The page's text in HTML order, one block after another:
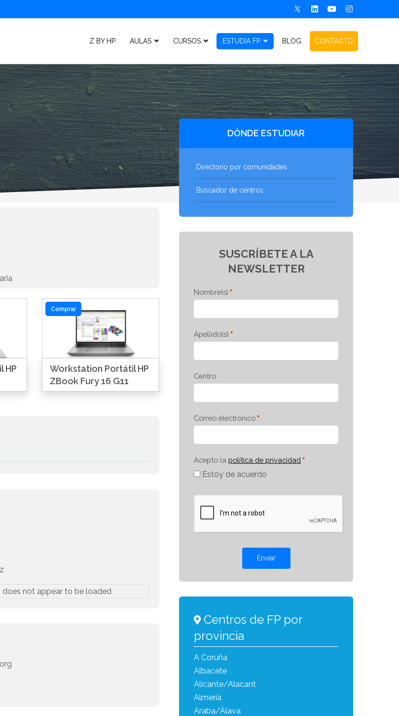
Z BY HP AULAS CURSOS ESTUDIA FP BLOG CONTACTO
HP
Comprar
Workstation Portátil HP
ZBook Fury 16 G11
not appear to be loaded
DÓNDE ESTUDIAR
Directorio por comunidades
Buscador de centros
SUSCRÍBETE A LA
NEWSLETTER
Nombre(s)
Apellido(s)
Centro
Correo electrónico
Acepto la política de privacidad
Estoy de acuerdo
Enviar
Centros de FP por
provincia
A Coruña
Albacete
Alicante/Alacant
Almería
Araba/Álava